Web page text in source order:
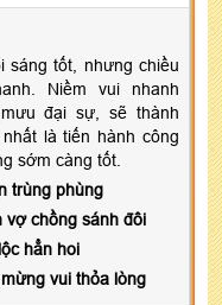
sáng tốt, nhưng chiều
Niềm vui nhanh
đại sự, sẽ thành
là tiến hành công
sớm càng tốt.
trùng phùng
vợ chồng sánh đôi
hẳn hoi
vui thỏa lòng